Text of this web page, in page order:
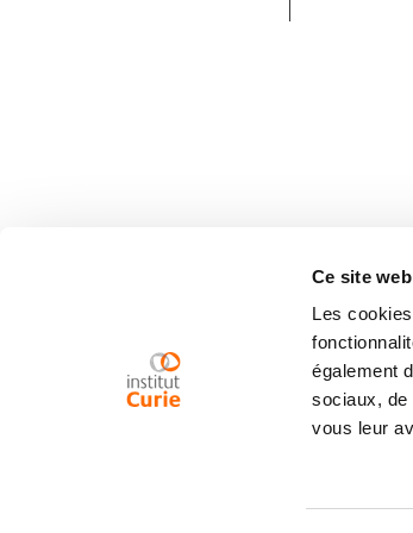
Ce site
Les
également
sociaux, de
vous leur